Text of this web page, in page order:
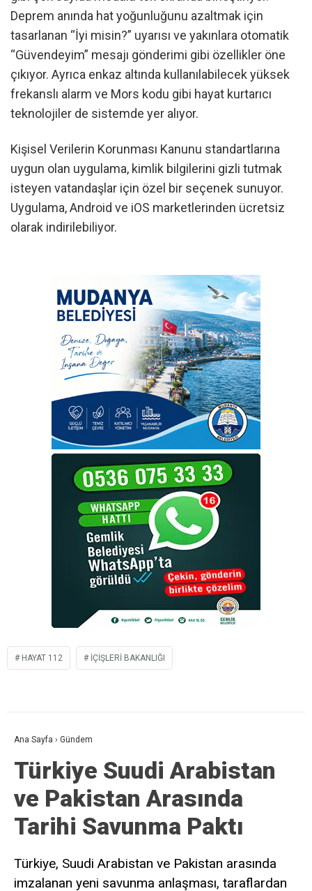
Deprem anında hat yoğunluğunu azaltmak için
tasarlanan “İyi misin?” uyarısı ve yakınlara otomatik
“Güvendeyim” mesajı gönderimi gibi özellikler öne
çıkıyor. Ayrıca enkaz altında kullanılabilecek yüksek
frekanslı alarm ve Mors kodu gibi hayat kurtarıcı
teknolojiler de sistemde yer alıyor.
Kişisel Verilerin Korunması Kanunu standartlarına
uygun olan uygulama, kimlik bilgilerini gizli tutmak
isteyen vatandaşlar için özel bir seçenek sunuyor.
Uygulama, Android ve iOS marketlerinden ücretsiz
olarak indirilebiliyor.
HAYAT 112 IÇIŞLERI BAKANLIĞI
Ana Sayfa › Gündem
Türkiye Suudi Arabistan
ve Pakistan Arasında
Tarihi Savunma Paktı
Türkiye, Suudi Arabistan ve Pakistan arasında
imzalanan yeni savunma anlaşması, taraflardan